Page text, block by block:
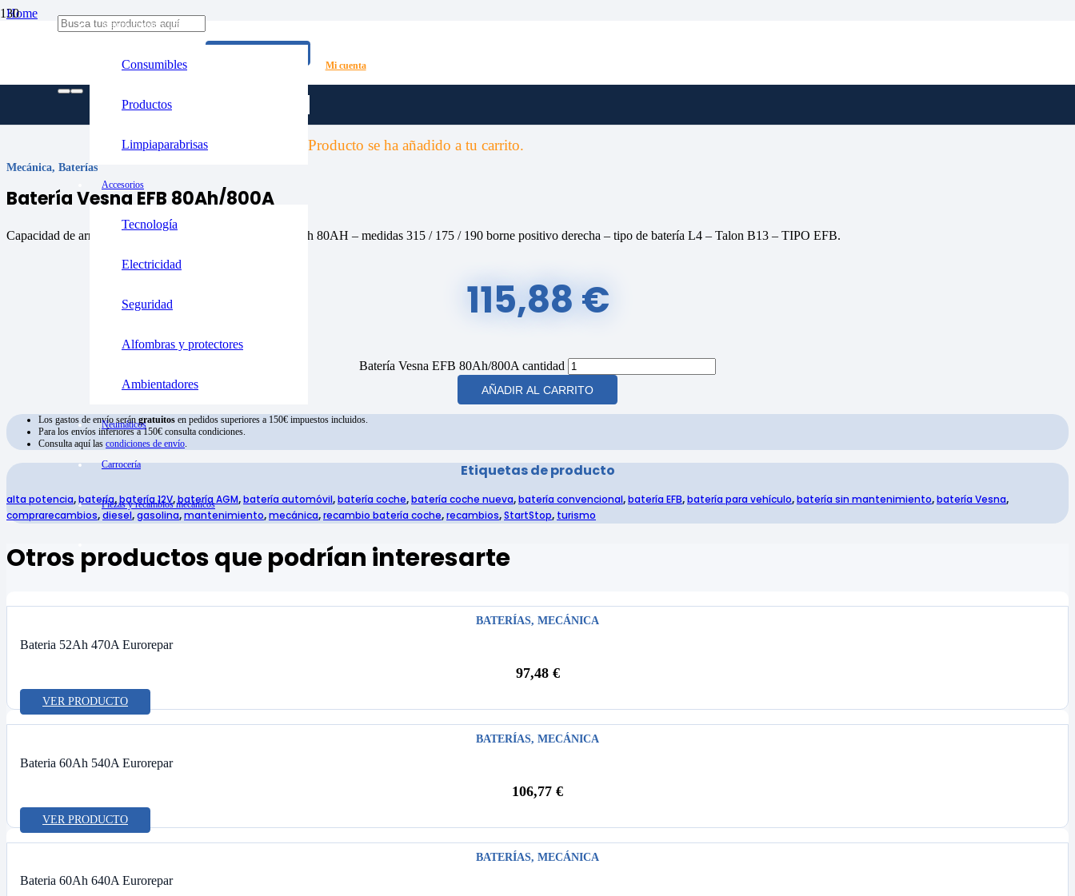
Mantenimiento y limpieza
Consumibles
Productos
Limpiaparabrisas
Accesorios
Tecnología
Electricidad
Seguridad
Alfombras y protectores
Ambientadores
Neumáticos
Carrocería
Piezas y recambios mecánicos
Mi cuenta
Producto se ha añadido a tu carrito.
Home
/
Batería Vesna EFB 80Ah/800A
Mecánica, Baterías
Batería Vesna EFB 80Ah/800A
Capacidad de arranque en frio, 800A capacidad de batería ah 80AH – medidas 315 / 175 / 190 borne positivo derecha – tipo de batería L4 – Talon B13 – TIPO EFB.
115,88 €
Batería Vesna EFB 80Ah/800A cantidad
AÑADIR AL CARRITO
Los gastos de envío serán gratuitos en pedidos superiores a 150€ impuestos incluidos.
Para los envíos inferiores a 150€ consulta condiciones.
Consulta aquí las condiciones de envío.
Etiquetas de producto
alta potencia,batería,batería 12V,batería AGM,batería automóvil,batería coche,batería coche nueva,batería convencional,batería EFB,batería para vehículo,batería sin mantenimiento,batería Vesna,
comprarecambios,diesel,gasolina,mantenimiento,mecánica,recambio batería coche,recambios,StartStop, turismo
Otros productos que podrían interesarte
BATERÍAS, MECÁNICA
Bateria 52Ah 470A Eurorepar
97,48 €
VER PRODUCTO
BATERÍAS, MECÁNICA
Bateria 60Ah 540A Eurorepar
106,77 €
VER PRODUCTO
BATERÍAS, MECÁNICA
Bateria 60Ah 640A Eurorepar